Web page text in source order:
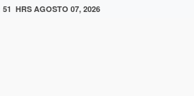
51 HRS AGOSTO 07, 2026